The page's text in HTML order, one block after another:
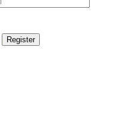
Register